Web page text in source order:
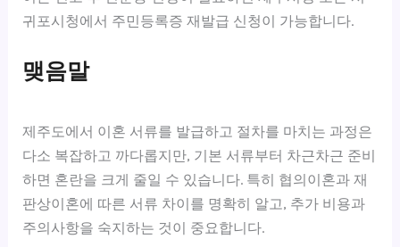
귀포시청에서 주민등록증 재발급 신청이 가능합니다.
맺음말
제주도에서 이혼 서류를 발급하고 절차를 마치는 과정은
다소 복잡하고 까다롭지만, 기본 서류부터 차근차근 준비
하면 혼란을 크게 줄일 수 있습니다. 특히 협의이혼과 재
판상이혼에 따른 서류 차이를 명확히 알고, 추가 비용과
주의사항을 숙지하는 것이 중요합니다.